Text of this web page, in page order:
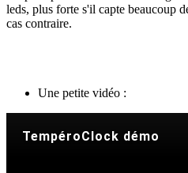
leds, plus forte s'il capte beaucoup
cas contraire.
Une petite vidéo :